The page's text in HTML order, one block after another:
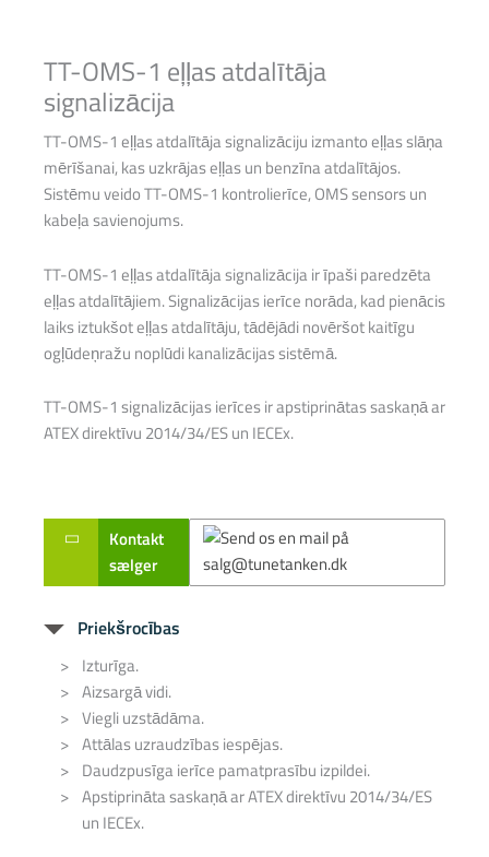
TT-OMS-1 eļļas atdalītāja
signalizācija
TT-OMS-1 eļļas atdalītāja signalizāciju izmanto eļļas slāņa
mērīšanai, kas uzkrājas eļļas un benzīna atdalītājos.
Sistēmu veido TT-OMS-1 kontrolierīce, OMS sensors un
kabeļa savienojums.
TT-OMS-1 eļļas atdalītāja signalizācija ir īpaši paredzēta
eļļas atdalītājiem. Signalizācijas ierīce norāda, kad pienācis
laiks iztukšot eļļas atdalītāju, tādējādi novēršot kaitīgu
ogļūdeņražu noplūdi kanalizācijas sistēmā.
TT-OMS-1 signalizācijas ierīces ir apstiprinātas saskaņā ar
ATEX direktīvu 2014/34/ES un IECEx.
Kontakt
sælger
Priekšrocības
Izturīga.
Aizsargā vidi.
Viegli uzstādāma.
Attālas uzraudzības iespējas.
Daudzpusīga ierīce pamatprasību izpildei.
Apstiprināta saskaņā ar ATEX direktīvu 2014/34/ES
un IECEx.